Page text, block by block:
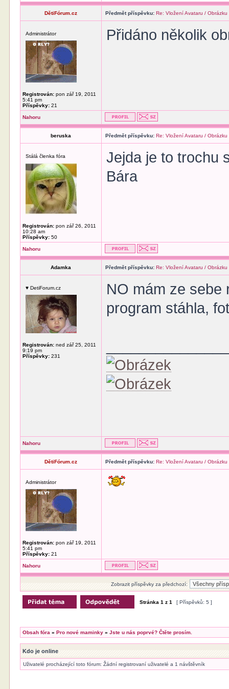
DětiFórum.cz Předmět příspěvku: Re: Vložení Avataru / Obrázku
Administrátor
Registrován: pon zář 19, 2011
5:41 pm
Příspěvky: 21
Přidáno několik
Nahoru
beruska Předmět příspěvku: Re: Vložení Avataru / Obrázku
Stálá členka fóra
Registrován: pon zář 26, 2011
10:28 am
Příspěvky: 50
Jejda je to trochu
Bára
Nahoru
Adamka Předmět příspěvku: Re: Vložení Avataru / Obrázku
♥ DetiForum.cz
Registrován: ned zář 25, 2011
9:19 pm
Příspěvky: 231
NO mám ze sebe
program stáhla,
Nahoru
DětiFórum.cz Předmět příspěvku: Re: Vložení Avataru / Obrázku
Administrátor
Registrován: pon zář 19, 2011
5:41 pm
Příspěvky: 21
Nahoru
Zobrazit příspěvky za předchozí:
Stránka1 z1 [ Příspěvků: 5 ]
Obsah fóra »Pro nové maminky »Jste u nás poprvé? Čtěte prosím.
Kdo je online
Uživatelé procházející toto fórum: Žádní registrovaní uživatelé a 1 návštěvník